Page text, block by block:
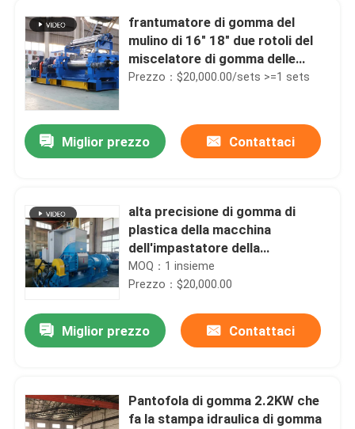
frantumatore di gomma del
mulino di 16" 18" due rotoli del
miscelatore di gomma delle
azione
Prezzo：$20,000.00/sets >=1 sets
Miglior prezzo Contattaci
alta precisione di gomma di
plastica della macchina
dell'impastatore della
dispersione 325L
MOQ：1 insieme
Prezzo：$20,000.00
Miglior prezzo Contattaci
Pantofola di gomma 2.2KW che
fa la stampa idraulica di gomma